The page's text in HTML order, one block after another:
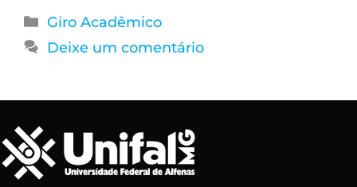
Giro Acadêmico
Deixe um comentário